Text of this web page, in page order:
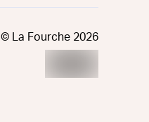
© La Fourche 2026